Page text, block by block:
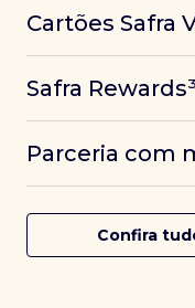
Cartões Safra
experiências
converte seus
conta com acesso
Pass ao redor do
Safra Rewards³
das melhores
Parceria com
cartões Safra.
Confira